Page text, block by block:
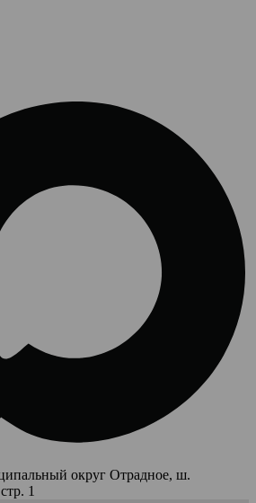
округ Отрадное, ш.
1